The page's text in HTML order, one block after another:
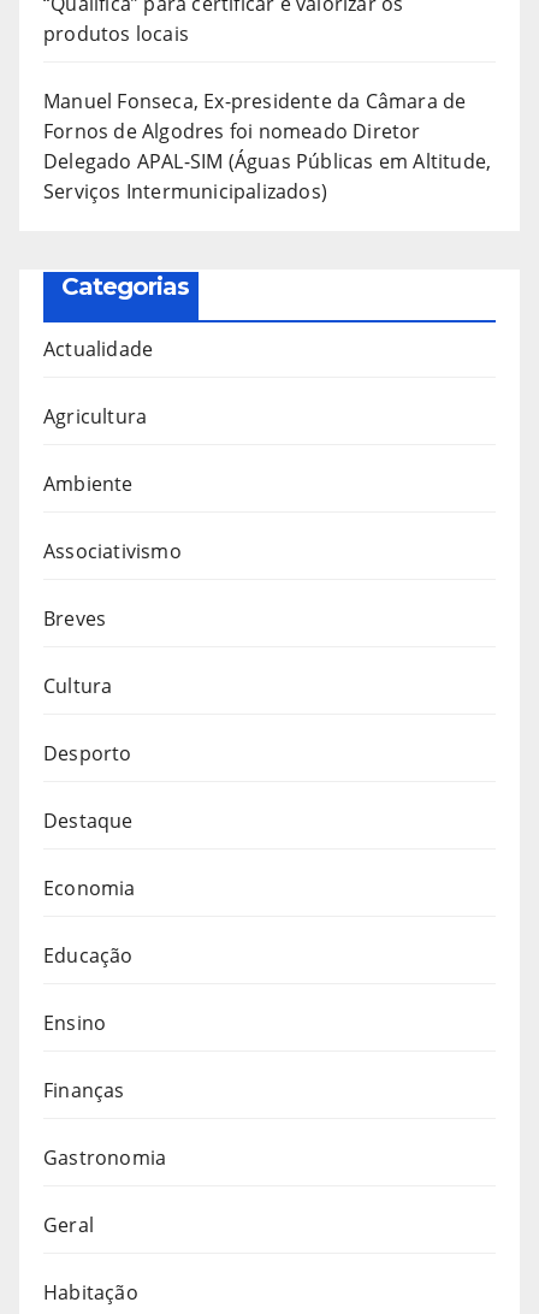
produtos locais
Manuel Fonseca, Ex-presidente da Câmara de
Fornos de Algodres foi nomeado Diretor
Delegado APAL-SIM (Águas Públicas em Altitude,
Serviços Intermunicipalizados)
Categorias
Actualidade
Agricultura
Ambiente
Associativismo
Breves
Cultura
Desporto
Destaque
Economia
Educação
Ensino
Finanças
Gastronomia
Geral
Habitação